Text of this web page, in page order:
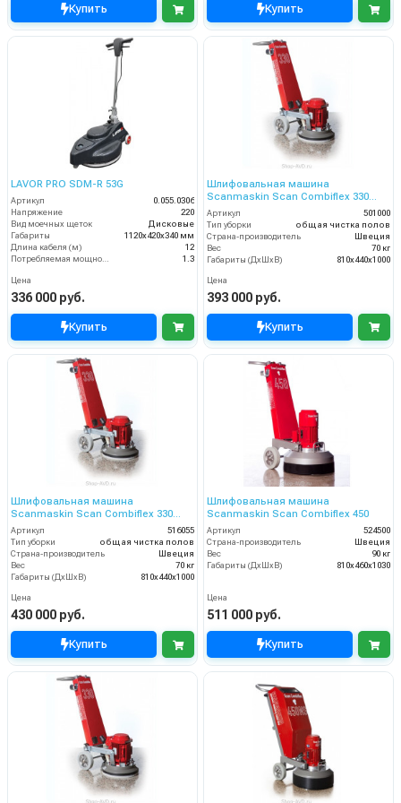
Купить Купить
LAVOR PRO SDM-R 53G
Артикул
0.055.0306
Напряжение
220
Вид моечных щеток
Дисковые
Габариты
1120х420х340 мм
Длина кабеля (м)
12
1.3
Цена
336 000 руб.
Купить
Шлифовальная машина
Scanmaskin Scan Combiflex 330
(501000)
Артикул
501000
Тип уборки
общая чистка полов
Страна-производитель
Швеция
Вес
70 кг
Габариты (ДхШхВ)
810х440х1000
Цена
393 000 руб.
Купить
Шлифовальная машина
Scanmaskin Scan Combiflex 330
(516055)
Артикул
516055
Тип уборки
общая чистка полов
Страна-производитель
Швеция
Вес
70 кг
Габариты (ДхШхВ)
810х440х1000
Цена
430 000 руб.
Купить
Шлифовальная машина
Scanmaskin Scan Combiflex 450
Артикул
524500
Страна-производитель
Швеция
Вес
90 кг
Габариты (ДхШхВ)
810x460x1030
Цена
511 000 руб.
Купить